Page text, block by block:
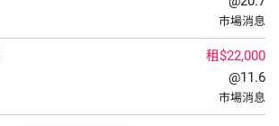
市場消息
租$22,000
@11.6
市場消息